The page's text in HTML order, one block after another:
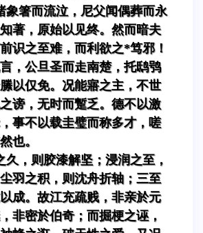
象箸而流泣，尼父闻偶葬而永
著，原始以见终。然而暗夫
识之至难，而利欲之*笃邪！
，公旦圣而走南楚，托鸱鸮
以仅免。况能寤之主，不世
谤，无时而蹔乏。德不以激
事不以载圭璧而称多才，嗟
也。
久，则胶漆解坚；浸润之至，
羽之积，则沈舟折轴；三至
成。故江充疏贱，非亲於元
非密於伯奇；而掘梗之诬，